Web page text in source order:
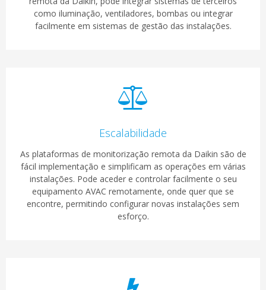
como iluminação, ventiladores, bombas ou integrar
facilmente em sistemas de gestão das instalações.
Escalabilidade
As plataformas de monitorização remota da Daikin são de
fácil implementação e simplificam as operações em várias
instalações. Pode aceder e controlar facilmente o seu
equipamento AVAC remotamente, onde quer que se
encontre, permitindo configurar novas instalações sem
esforço.